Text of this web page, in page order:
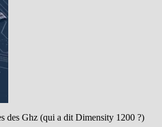
des Ghz (qui a dit Dimensity 1200 ?)